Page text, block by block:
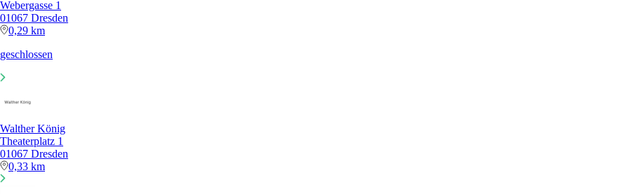
Webergasse 1
01067 Dresden
0,29 km
geschlossen
Walther König
Theaterplatz 1
01067 Dresden
0,33 km